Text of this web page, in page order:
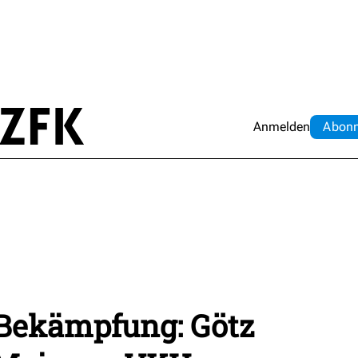
Anmelden Abo
Götz